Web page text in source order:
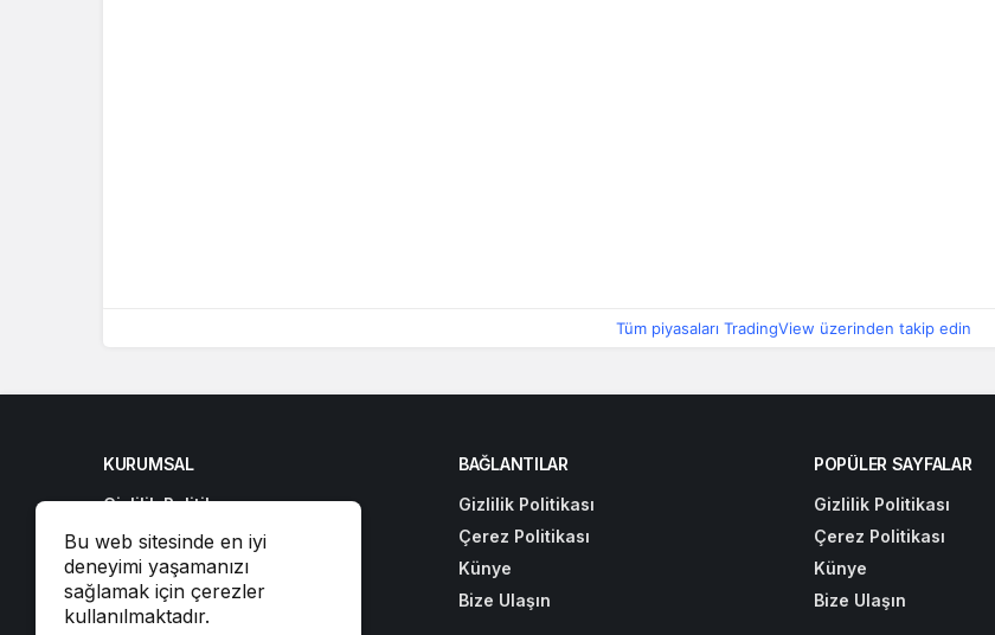
Tüm piyasaları TradingView üzerinden takip edin
Bu web sitesinde en iyi
deneyimi yaşamanızı
sağlamak için çerezler
kullanılmaktadır.
KURUMSAL
Gizlilik Politikası
Çerez Politikası
Künye
Bize Ulaşın
BAĞLANTILAR
Gizlilik Politikası
Çerez Politikası
Künye
Bize Ulaşın
POPÜLER SAYFALAR
Gizlilik Politikası
Çerez Politikası
Künye
Bize Ulaşın